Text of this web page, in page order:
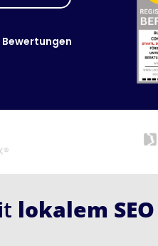
Bewertungen
lokalem SEO